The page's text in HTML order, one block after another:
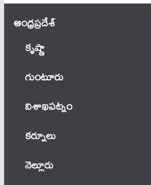
ఆంధ్ర‌ప్ర‌దేశ్
కృష్ణా
గుంటూరు
విశాఖపట్నం
కర్నూలు
నెల్లూరు